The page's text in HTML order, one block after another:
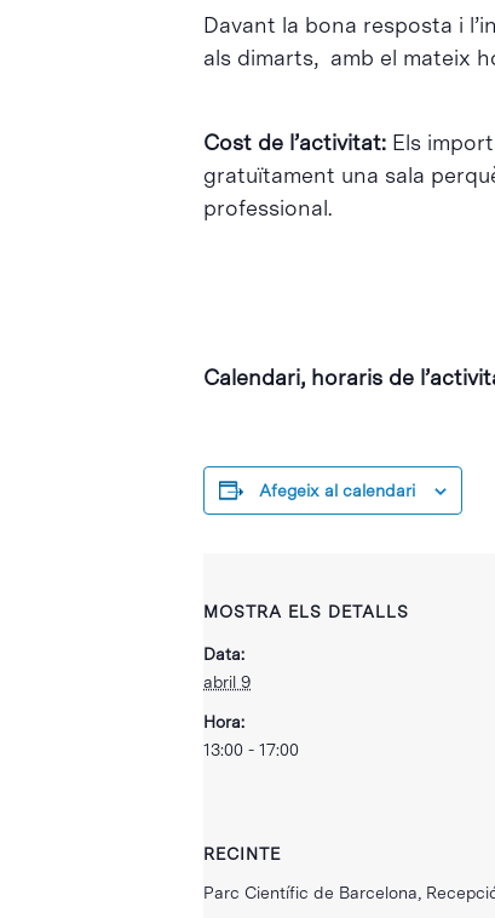
Davant la bona resposta i
als dimarts, amb el mateix
Cost de l’activitat: Els
gratuïtament una sala
professional.
Calendari, horaris de
Afegeix al calendari
MOSTRA ELS DETALLS
Data:
abril 9
Hora:
13:00 - 17:00
RECINTE
Parc Científic de Barcelona,